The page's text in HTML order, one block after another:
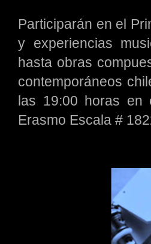
Participarán en el
y experiencias
hasta obras
contemporáneos
las 19:00 horas en
Erasmo Escala #